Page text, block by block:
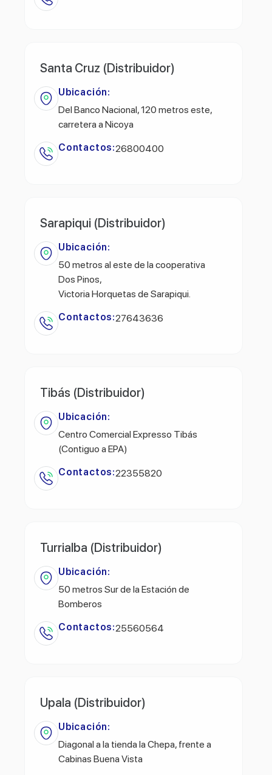
Santa Cruz (Distribuidor)
Ubicación:
Del Banco Nacional, 120 metros este,
carretera a Nicoya
Contactos:26800400
Sarapiqui (Distribuidor)
Ubicación:
50 metros al este de la cooperativa
Dos Pinos,
Victoria Horquetas de Sarapiqui.
Contactos:27643636
Tibás (Distribuidor)
Ubicación:
Centro Comercial Expresso Tibás
(Contiguo a EPA)
Contactos:22355820
Turrialba (Distribuidor)
Ubicación:
50 metros Sur de la Estación de
Bomberos
Contactos:25560564
Upala (Distribuidor)
Ubicación:
Diagonal a la tienda la Chepa, frente a
Cabinas Buena Vista